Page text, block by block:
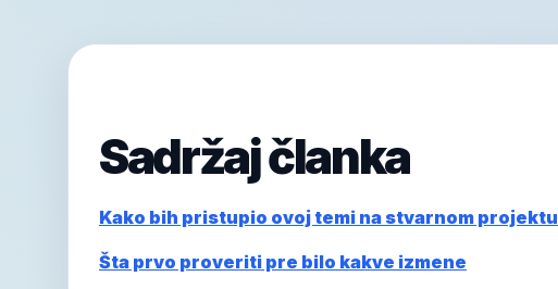
Sadržaj članka
Kako bih pristupio ovoj temi na stvarnom projektu
Šta prvo proveriti pre bilo kakve izmene